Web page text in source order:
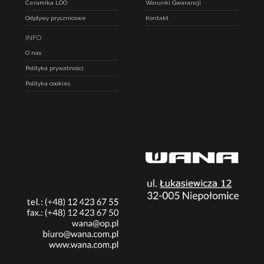
Ceramika LOO
Odpływy prysznicowe
Warunki Gwarancji
Kontakt
INFO
O nas
Polityka prywatności
Polityka cookies